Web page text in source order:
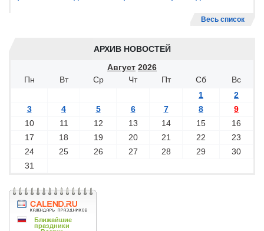
Весь список
АРХИВ НОВОСТЕЙ
Август 2026
Пн
Вт Ср Чт Пт Сб
Вс
1
2
3
4 5 6 7 8
9
10
11 12 13 14 15
16
17
18 19 20 21 22
23
24
25 26 27 28 29
30
31